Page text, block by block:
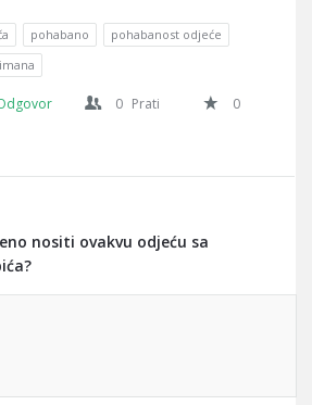
pohabano
pohabanost odjeće
0 Prati
0
nositi ovakvu odjeću sa